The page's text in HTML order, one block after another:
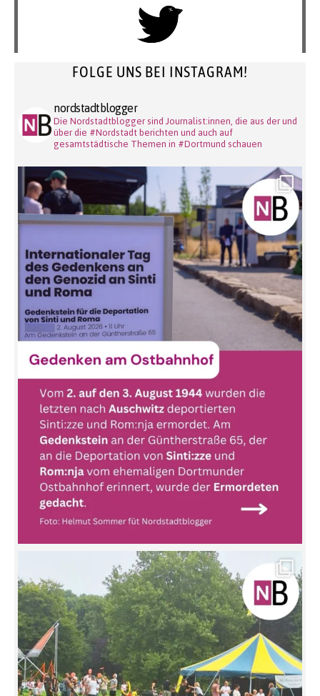
FOLGE UNS BEI INSTAGRAM!
nordstadtblogger
Die Nordstadtblogger sind Journalist:innen, die aus der und
über die #Nordstadt berichten und auch auf
gesamtstädtische Themen in #Dortmund schauen